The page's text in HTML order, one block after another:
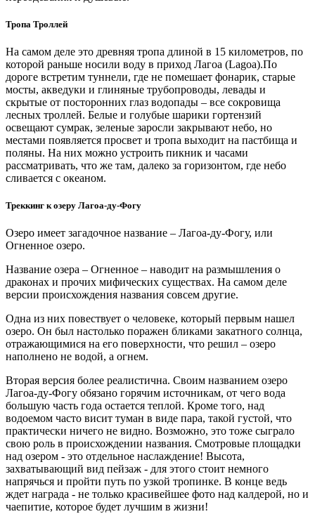
Тропа Троллей
На самом деле это древняя тропа длиной в 15 километров, по
которой раньше носили воду в приход Лагоа (Lagoa).По
дороге встретим туннели, где не помешает фонарик, старые
мосты, акведуки и глиняные трубопроводы, левады и
скрытые от посторонних глаз водопады – все сокровища
лесных троллей. Белые и голубые шарики гортензий
освещают сумрак, зеленые заросли закрывают небо, но
местами появляется просвет и тропа выходит на пастбища и
поляны. На них можно устроить пикник и часами
рассматривать, что же там, далеко за горизонтом, где небо
сливается с океаном.
Треккинг к озеру Лагоа-ду-Фогу
Озеро имеет загадочное название – Лагоа-ду-Фогу, или
Огненное озеро.
Название озера – Огненное – наводит на размышления о
драконах и прочих мифических существах. На самом деле
версии происхождения названия совсем другие.
Одна из них повествует о человеке, который первым нашел
озеро. Он был настолько поражен бликами закатного солнца,
отражающимися на его поверхности, что решил – озеро
наполнено не водой, а огнем.
Вторая версия более реалистична. Своим названием озеро
Лагоа-ду-Фогу обязано горячим источникам, от чего вода
большую часть года остается теплой. Кроме того, над
водоемом часто висит туман в виде пара, такой густой, что
практически ничего не видно. Возможно, это тоже сыграло
свою роль в происхождении названия. Смотровые площадки
над озером - это отдельное наслаждение! Высота,
захватывающий вид пейзаж - для этого стоит немного
напрячься и пройти путь по узкой тропинке. В конце ведь
ждет награда - не только красивейшее фото над калдерой, но и
чаепитие, которое будет лучшим в жизни!